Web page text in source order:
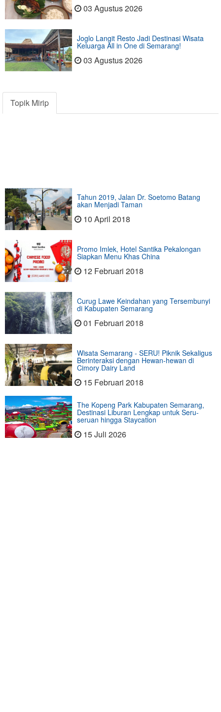
03 Agustus 2026
Joglo Langit Resto Jadi Destinasi Wisata
Keluarga All in One di Semarang!
03 Agustus 2026
Topik Mirip
Tahun 2019, Jalan Dr. Soetomo Batang
akan Menjadi Taman
10 April 2018
Promo Imlek, Hotel Santika Pekalongan
Siapkan Menu Khas China
12 Februari 2018
Curug Lawe Keindahan yang Tersembunyi
di Kabupaten Semarang
01 Februari 2018
Wisata Semarang - SERU! Piknik Sekaligus
Berinteraksi dengan Hewan-hewan di
Cimory Dairy Land
15 Februari 2018
The Kopeng Park Kabupaten Semarang,
Destinasi Liburan Lengkap untuk Seru-
seruan hingga Staycation
15 Juli 2026